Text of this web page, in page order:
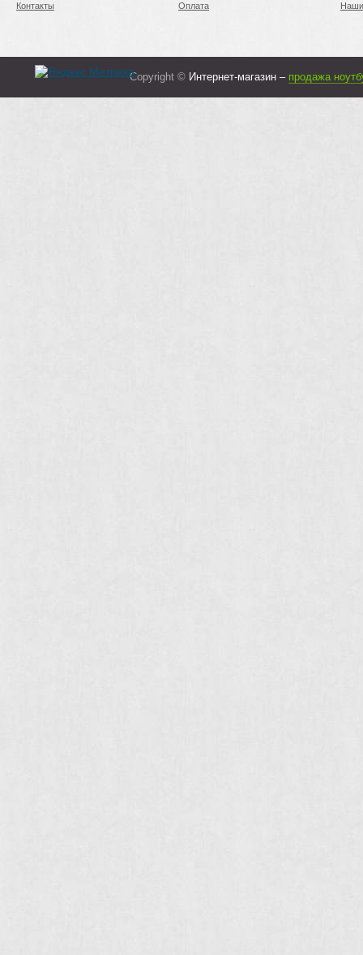
Контакты
Оплата
Copyright © Интернет-магазин – продажа